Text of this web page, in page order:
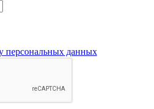
персональных данных